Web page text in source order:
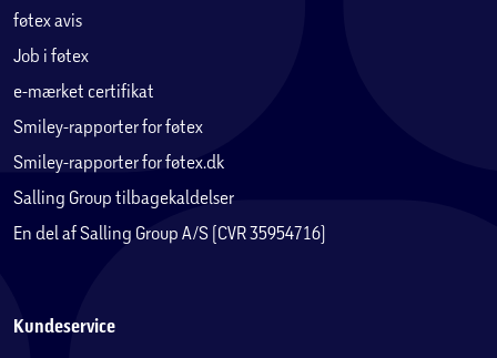
blandt andet LED-pærer, LED-lamper, flexbånd, sensorer
produkter som kan tåle at sidde udendørs. Hvis du vælger
at bruge vores plugs så kan du også få ”ikke smart home”
produkter integreret i din smart belysning – fx
kaffemaskinen eller andre lamper uden smart pærer.
SMART+ produkterne kan nemt sættes op og styres via
LEDVANCE SMART+ WiFi app (IOS 9.0 og Android 4.4 eller
senere). App’en giver mulighed for at opsætte og gemme
grænser.
føtex avis
Job i føtex
e-mærket certifikat
Smiley-rapporter for føtex
Smiley-rapporter for føtex.dk
Salling Group tilbagekaldelser
En del af Salling Group A/S (CVR 35954716)
Kundeservice